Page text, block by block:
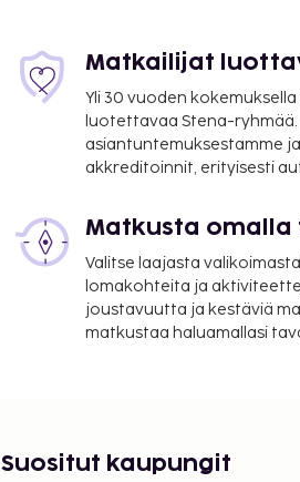
Matkailijat
Yli 30 vuoden
luotettavaa Stena-
asiantuntemuksestamme
akkreditoinnit, erityisesti
Matkusta omalla
Valitse laajasta
lomakohteita ja
joustavuutta ja kestäviä
matkustaa haluamallasi
Suositut kaupungit